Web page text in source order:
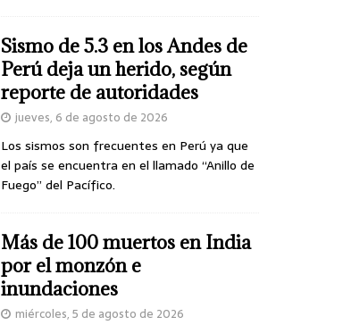
Sismo de 5.3 en los Andes de
Perú deja un herido, según
reporte de autoridades
jueves, 6 de agosto de 2026
Los sismos son frecuentes en Perú ya que
el país se encuentra en el llamado “Anillo de
Fuego” del Pacífico.
Más de 100 muertos en India
por el monzón e
inundaciones
miércoles, 5 de agosto de 2026